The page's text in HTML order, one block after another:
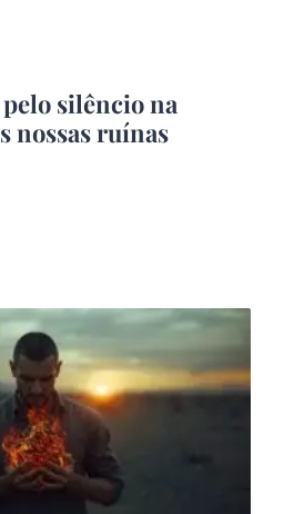
silêncio na
nossas ruínas